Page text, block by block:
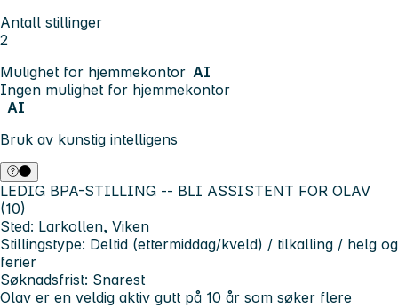
Antall stillinger
2
Mulighet for hjemmekontor AI
Ingen mulighet for hjemmekontor
AI
Bruk av kunstig intelligens
LEDIG BPA-STILLING -- BLI ASSISTENT FOR OLAV
(10)
Sted: Larkollen, Viken
Stillingstype: Deltid (ettermiddag/kveld) / tilkalling / helg og
ferier
Søknadsfrist: Snarest
Olav er en veldig aktiv gutt på 10 år som søker flere